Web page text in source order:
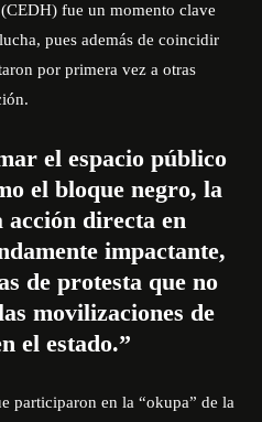
fue un momento clave
pues además de coincidir
por primera vez a otras
el espacio público
el bloque negro, la
acción directa en
impactante,
de protesta que no
movilizaciones de
el estado.”
participaron en la “okupa” de la